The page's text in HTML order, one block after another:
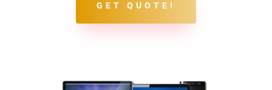
GET QUOTE!